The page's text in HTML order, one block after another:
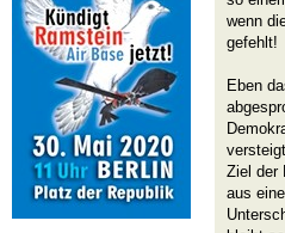
wenn
gefehlt!
Eben
Ziel der
aus